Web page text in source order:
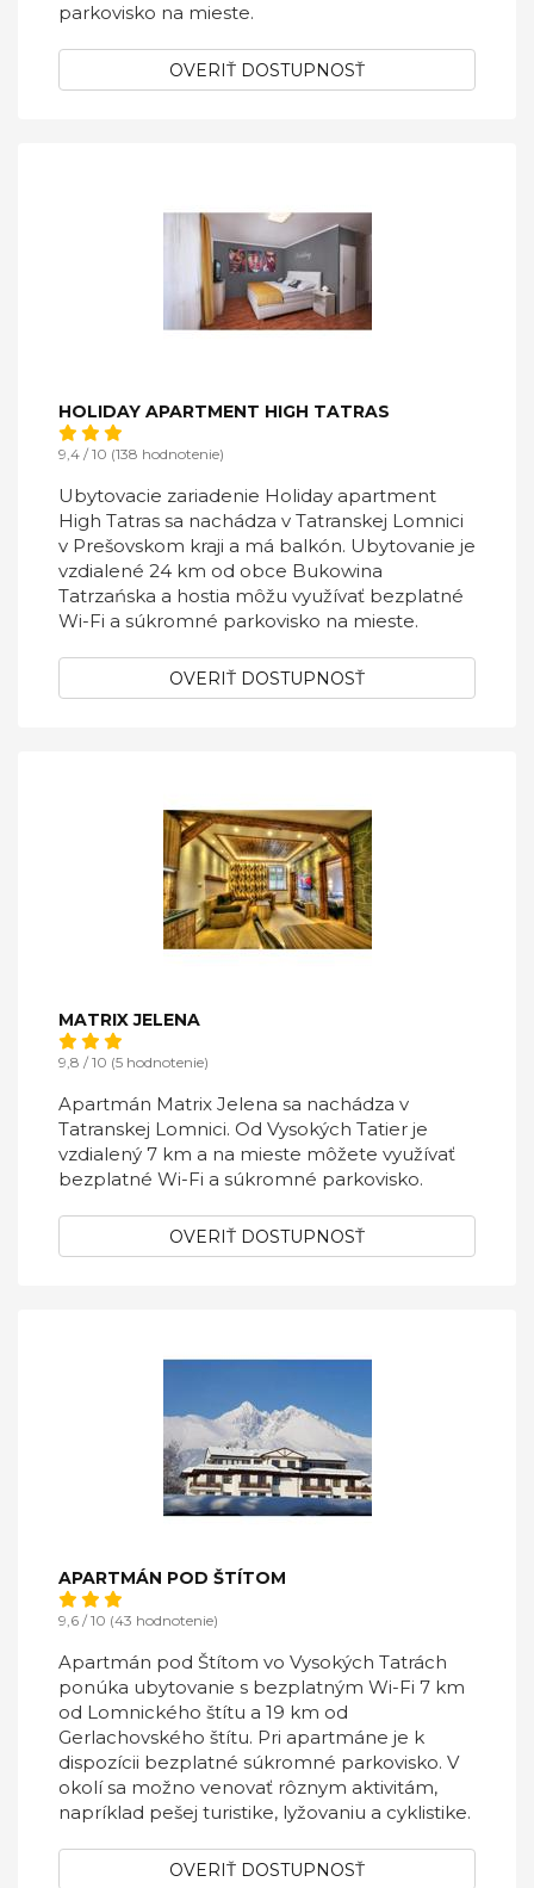
parkovisko na mieste.
OVERIŤ DOSTUPNOSŤ
HOLIDAY APARTMENT HIGH TATRAS
9,4 / 10 (138 hodnotenie)
Ubytovacie zariadenie Holiday apartment
High Tatras sa nachádza v Tatranskej Lomnici
v Prešovskom kraji a má balkón. Ubytovanie je
vzdialené 24 km od obce Bukowina
Tatrzańska a hostia môžu využívať bezplatné
Wi-Fi a súkromné parkovisko na mieste.
OVERIŤ DOSTUPNOSŤ
MATRIX JELENA
9,8 / 10 (5 hodnotenie)
Apartmán Matrix Jelena sa nachádza v
Tatranskej Lomnici. Od Vysokých Tatier je
vzdialený 7 km a na mieste môžete využívať
bezplatné Wi-Fi a súkromné parkovisko.
OVERIŤ DOSTUPNOSŤ
APARTMÁN POD ŠTÍTOM
9,6 / 10 (43 hodnotenie)
Apartmán pod Štítom vo Vysokých Tatrách
ponúka ubytovanie s bezplatným Wi-Fi 7 km
od Lomnického štítu a 19 km od
Gerlachovského štítu. Pri apartmáne je k
dispozícii bezplatné súkromné parkovisko. V
okolí sa možno venovať rôznym aktivitám,
napríklad pešej turistike, lyžovaniu a cyklistike.
OVERIŤ DOSTUPNOSŤ